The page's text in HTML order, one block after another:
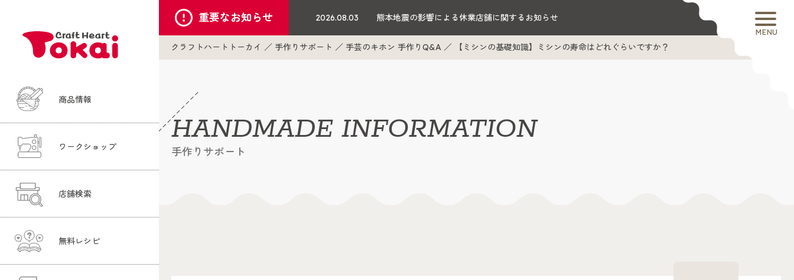
商品情報
ワークショップ
店舗検索
無料レシピ
MENU
重要なお知らせ 2026.08.03 熊本地震の影響による休業店舗に関するお知らせ
クラフトハートトーカイ 手作りサポート 手芸のキホン 手作りQ&A 【ミシンの基礎知識】ミシンの寿命はどれぐらいですか？
HANDMADE INFORMATION
手作りサポート